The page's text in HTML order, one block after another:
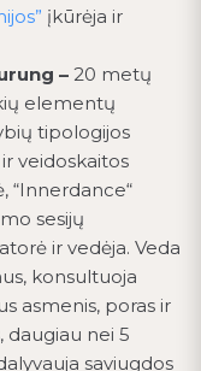
įkūrėja ir
– 20 metų
elementų
tipologijos
veidoskaitos
“Innerdance“
sesijų
ir vedėja. Veda
konsultuoja
asmenis, poras ir
daugiau nei 5
saviugdos